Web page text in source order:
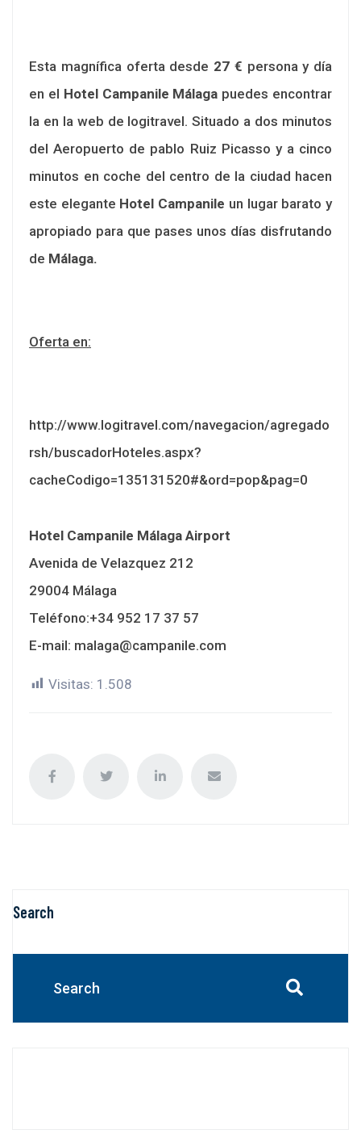
Esta magnífica oferta desde 27 € persona y día
en el Hotel Campanile Málaga puedes encontrar
la en la web de logitravel. Situado a dos minutos
del Aeropuerto de pablo Ruiz Picasso y a cinco
minutos en coche del centro de la ciudad hacen
este elegante Hotel Campanile un lugar barato y
apropiado para que pases unos días disfrutando
de Málaga.
Oferta en:
http://www.logitravel.com/navegacion/agregado
rsh/buscadorHoteles.aspx?
cacheCodigo=135131520#&ord=pop&pag=0
Hotel Campanile Málaga Airport
Avenida de Velazquez 212
29004 Málaga
Teléfono:+34 952 17 37 57
E-mail: malaga@campanile.com
Visitas: 1.508
Search